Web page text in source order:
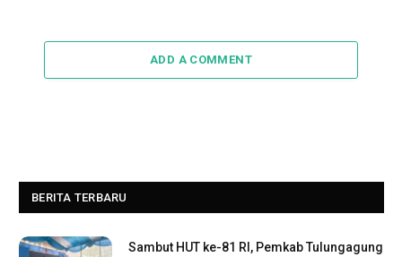
ADD A COMMENT
BERITA TERBARU
Sambut HUT ke-81 RI, Pemkab Tulungagung